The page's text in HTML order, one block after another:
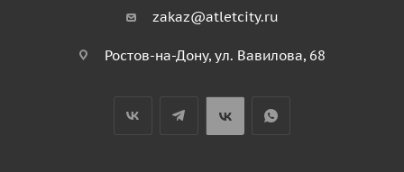
zakaz@atletcity.ru
Ростов-на-Дону, ул. Вавилова, 68